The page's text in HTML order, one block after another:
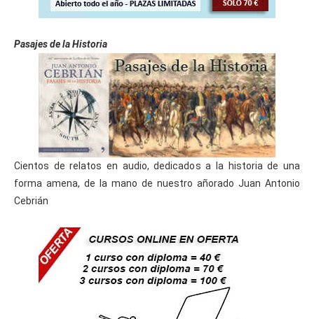
Pasajes de la Historia
Cientos de relatos en audio, dedicados a la historia de una
forma amena, de la mano de nuestro añorado Juan Antonio
Cebrián